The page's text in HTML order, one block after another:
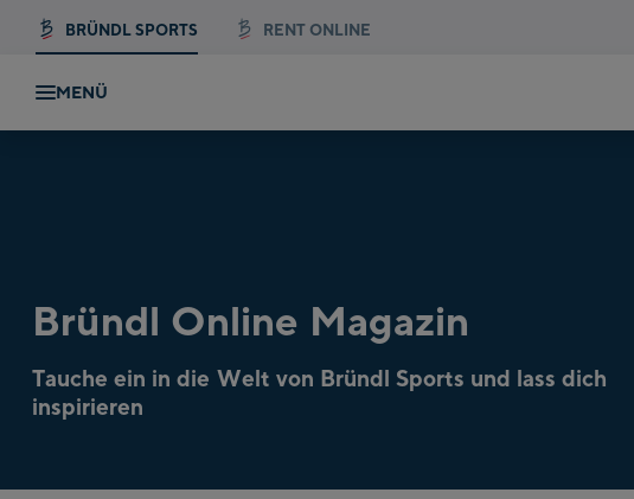
BRÜNDL SPORTS RENT ONLINE
MENÜ
Bründl Online Magazin
Tauche ein in die Welt von Bründl Sports und lass dich
inspirieren